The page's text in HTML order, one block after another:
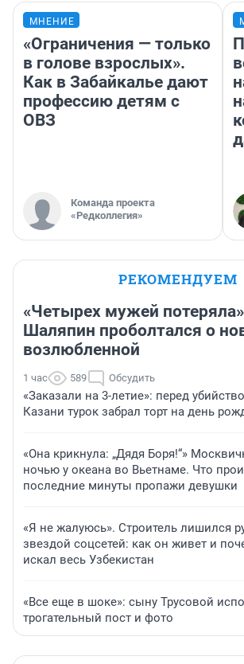
МНЕНИЕ
«Ограничения — только
в голове взрослых».
Как в Забайкалье дают
профессию детям с
ОВЗ
Команда проекта
«Редколлегия»
РЕКОМЕНДУЕМ
«Четырех мужей
Шаляпин проболтался о
возлюбленной
1 час 589 Обсудить
«Заказали на 3-летие»: перед
Казани турок забрал торт на день
«Она крикнула: „Дядя Боря!“»
ночью у океана во Вьетнаме. Что
последние минуты пропажи девушки
«Я не жалуюсь». Строитель лишился
звездой соцсетей: как он живет и
искал весь Узбекистан
«Все еще в шоке»: сыну Трусовой
трогательный пост и фото